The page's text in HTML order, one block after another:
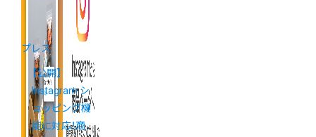
プレス
【公開】
Instagram シ
ョッピング機
能に対応！商